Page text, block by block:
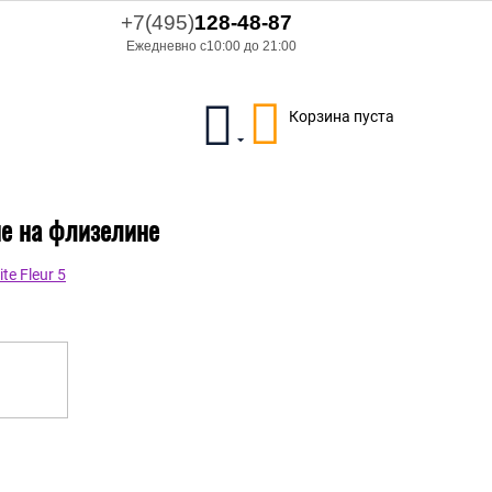
+7(495)128-48-87
Ежедневно с10:00 до 21:00
Корзина пуста
на флизелине
Fleur 5